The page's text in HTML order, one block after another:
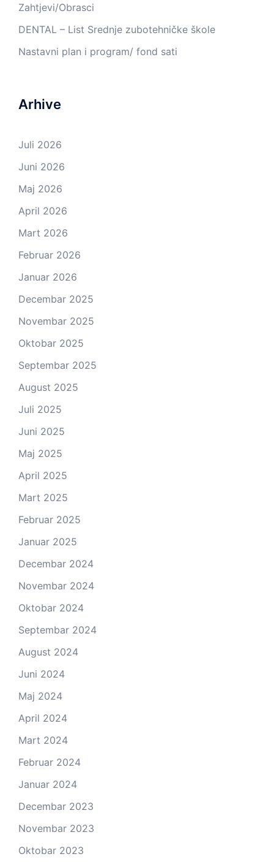
Zahtjevi/Obrasci
DENTAL – List Srednje zubotehničke škole
Nastavni plan i program/ fond sati
Arhive
Juli 2026
Juni 2026
Maj 2026
April 2026
Mart 2026
Februar 2026
Januar 2026
Decembar 2025
Novembar 2025
Oktobar 2025
Septembar 2025
August 2025
Juli 2025
Juni 2025
Maj 2025
April 2025
Mart 2025
Februar 2025
Januar 2025
Decembar 2024
Novembar 2024
Oktobar 2024
Septembar 2024
August 2024
Juni 2024
Maj 2024
April 2024
Mart 2024
Februar 2024
Januar 2024
Decembar 2023
Novembar 2023
Oktobar 2023